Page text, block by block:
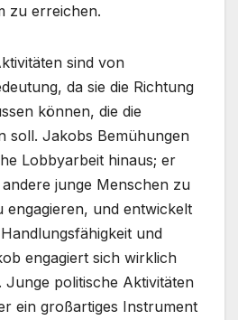
zu erreichen.
sind von
da sie die Richtung
können, die die
soll. Jakobs Bemühungen
Lobbyarbeit hinaus; er
junge Menschen zu
engagieren, und entwickelt
und
engagiert sich wirklich
Junge politische Aktivitäten
ein großartiges Instrument